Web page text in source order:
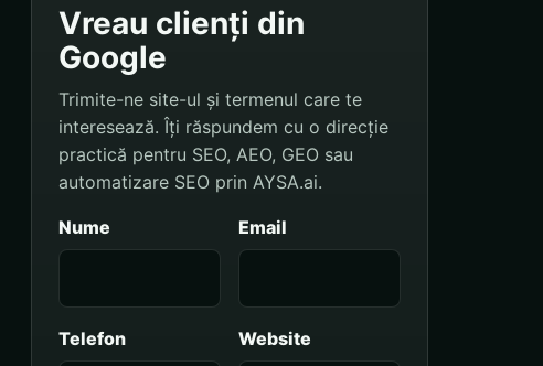
Vreau clienți din
Google
Trimite-ne site-ul și termenul care te
interesează. Îți răspundem cu o direcție
practică pentru SEO, AEO, GEO sau
automatizare SEO prin AYSA.ai.
Nume Email
Telefon Website